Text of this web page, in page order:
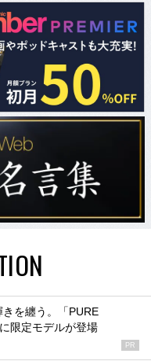
きを纏う。「PURE
限定モデルが登場
PR